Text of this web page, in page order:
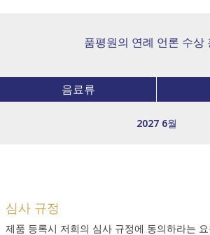
품평원의 연례 언론 수상
음료류
2027 6월
심사 규정
제품 등록시 저희의 심사 규정에 동의하라는